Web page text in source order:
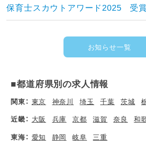
保育士スカウトアワード2025 受賞
お知らせ一覧
■都道府県別の求人情報
関東： 東京 神奈川 埼玉 千葉 茨城
近畿： 大阪 兵庫 京都 滋賀 奈良 和
東海： 愛知 静岡 岐阜 三重